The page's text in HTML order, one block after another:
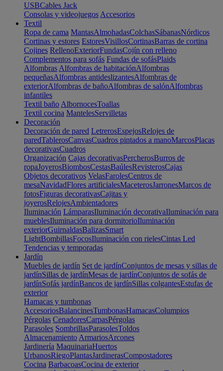
USBCables Jack
Consolas y videojuegos Accesorios
Textil
Ropa de cama MantasAlmohadasColchasSábanasNórdicos
Cortinas y estores EstoresVisillosCortinasBarras de cortina
Cojines RellenoExteriorFundasCojín con relleno
Complementos para sofás Fundas de sofásPlaids
Alfombras Alfombras de habitaciónAlfombras
pequeñasAlfombras antideslizantesAlfombras de
exteriorAlfombras de bañoAlfombras de salónAlfombras
infantiles
Textil baño AlbornocesToallas
Textil cocina MantelesServilletas
Decoración
Decoración de pared LetrerosEspejosRelojes de
paredTablerosCanvasCuadros pintados a manoMarcosPlacas
decorativasCuadros
Organización Cajas decorativasPercherosBurros de
ropaJoyerosBiombosCestasBaúlesRevisterosCajas
Objetos decorativos VelasFarolesCentros de
mesaNavidadFlores artificialesMaceterosJarronesMarcos de
fotosFiguras decorativasCajitas y
joyerosRelojesAmbientadores
Iluminación LámparasIluminación decorativaIluminación para
mueblesIluminación para dormitorioIluminación
exteriorGuirnaldasBalizasSmart
LightBombillasFocosIluminación con rielesCintas Led
Tendencias y temporadas
Jardín
Muebles de jardín Set de jardínConjuntos de mesas y sillas de
jardínSillas de jardínMesas de jardínConjuntos de sofás de
jardínSofás jardínBancos de jardínSillas colgantesEstufas de
exterior
Hamacas y tumbonas
AccesoriosBalancinesTumbonasHamacasColumpios
Pérgolas CenadoresCarpasPérgolas
Parasoles SombrillasParasolesToldos
Almacenamiento ArmariosArcones
Jardinería MaquinariaHuertos
UrbanosRiegoPlantasJardinerasCompostadores
Cocina BarbacoasCocina de exterior